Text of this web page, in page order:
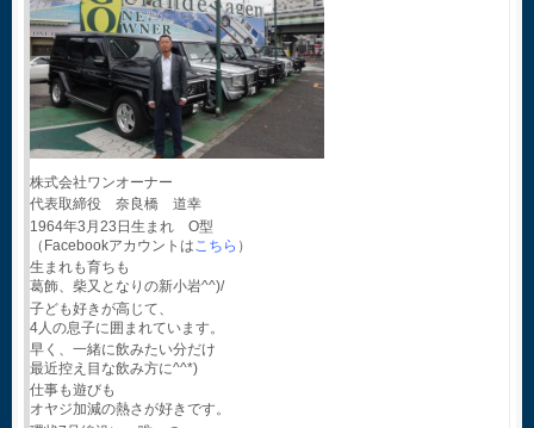
株式会社ワンオーナー
代表取締役 奈良橋 道幸
1964年3月23日生まれ O型
（Facebookアカウントはこちら ）
生まれも育ちも
葛飾、柴又となりの新小岩^^)/
子ども好きが高じて、
4人の息子に囲まれています。
早く、一緒に飲みたい分だけ
最近控え目な飲み方に^^*)
仕事も遊びも
オヤジ加減の熱さが好きです。